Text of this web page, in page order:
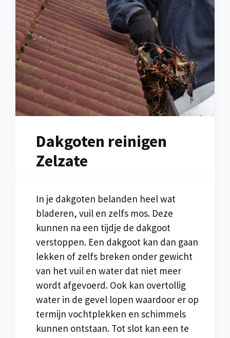
Dakgoten reinigen
Zelzate
In je dakgoten belanden heel wat
bladeren, vuil en zelfs mos. Deze
kunnen na een tijdje de dakgoot
verstoppen. Een dakgoot kan dan gaan
lekken of zelfs breken onder gewicht
van het vuil en water dat niet meer
wordt afgevoerd. Ook kan overtollig
water in de gevel lopen waardoor er op
termijn vochtplekken en schimmels
kunnen ontstaan. Tot slot kan een te